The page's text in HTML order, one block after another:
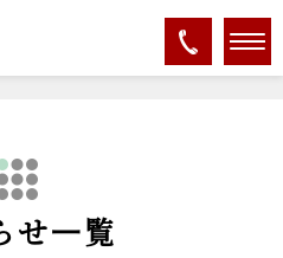
せ一覧